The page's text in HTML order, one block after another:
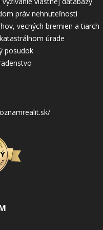
práv nehnuteľnosti
vecných bremien a tiarch
úrade
posudok